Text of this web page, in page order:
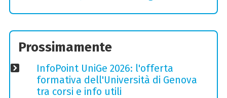
Prossimamente
InfoPoint UniGe 2026: l'offerta
formativa dell'Università di Genova
tra corsi e info utili